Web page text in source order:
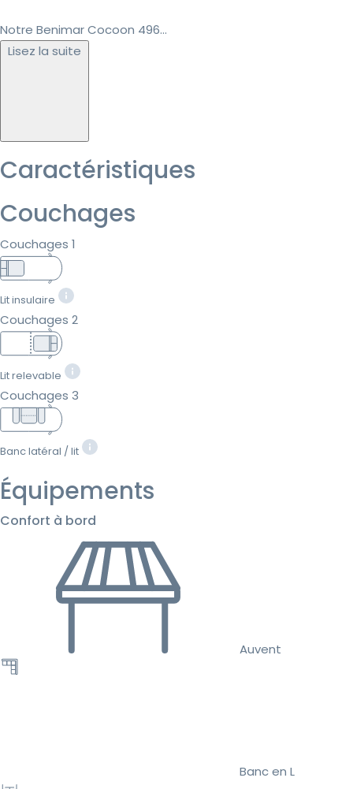
Notre Benimar Cocoon 496...
Lisez la suite
Caractéristiques
Couchages
Couchages 1
Lit insulaire
Couchages 2
Lit relevable
Couchages 3
Banc latéral / lit
Équipements
Confort à bord
Auvent
Banc en L